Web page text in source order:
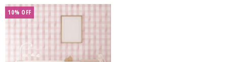
10% OFF